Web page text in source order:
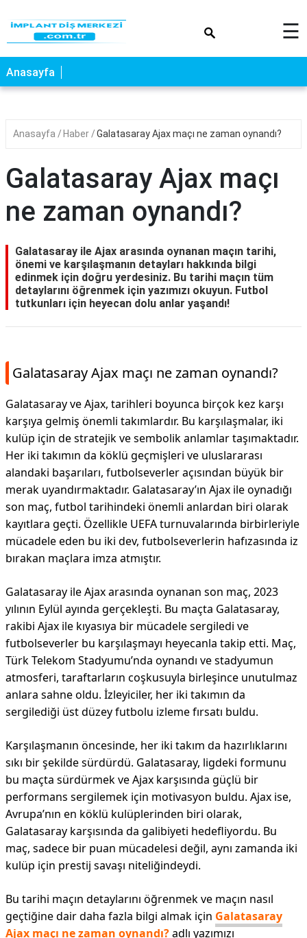
☰
Anasayfa
Anasayfa Haber Galatasaray Ajax maçı ne zaman oynandı?
Galatasaray Ajax maçı
ne zaman oynandı?
Galatasaray ile Ajax arasında oynanan maçın tarihi,
önemi ve karşılaşmanın detayları hakkında bilgi
edinmek için doğru yerdesiniz. Bu tarihi maçın tüm
detaylarını öğrenmek için yazımızı okuyun. Futbol
tutkunları için heyecan dolu anlar yaşandı!
Galatasaray Ajax maçı ne zaman oynandı?
Galatasaray ve Ajax, tarihleri boyunca birçok kez karşı
karşıya gelmiş önemli takımlardır. Bu karşılaşmalar, iki
kulüp için de stratejik ve sembolik anlamlar taşımaktadır.
Her iki takımın da köklü geçmişleri ve uluslararası
alandaki başarıları, futbolseverler açısından büyük bir
merak uyandırmaktadır. Galatasaray’ın Ajax ile oynadığı
son maç, futbol tarihindeki önemli anlardan biri olarak
kayıtlara geçti. Özellikle UEFA turnuvalarında birbirleriyle
mücadele eden bu iki dev, futbolseverlerin hafızasında iz
bırakan maçlara imza atmıştır.
Galatasaray ile Ajax arasında oynanan son maç, 2023
yılının Eylül ayında gerçekleşti. Bu maçta Galatasaray,
rakibi Ajax ile kıyasıya bir mücadele sergiledi ve
futbolseverler bu karşılaşmayı heyecanla takip etti. Maç,
Türk Telekom Stadyumu’nda oynandı ve stadyumun
atmosferi, taraftarların coşkusuyla birleşince unutulmaz
anlara sahne oldu. İzleyiciler, her iki takımın da
sergilediği üst düzey futbolu izleme fırsatı buldu.
Karşılaşmanın öncesinde, her iki takım da hazırlıklarını
sıkı bir şekilde sürdürdü. Galatasaray, ligdeki formunu
bu maçta sürdürmek ve Ajax karşısında güçlü bir
performans sergilemek için motivasyon buldu. Ajax ise,
Avrupa’nın en köklü kulüplerinden biri olarak,
Galatasaray karşısında da galibiyeti hedefliyordu. Bu
maç, sadece bir puan mücadelesi değil, aynı zamanda iki
kulüp için prestij savaşı niteliğindeydi.
Bu tarihi maçın detaylarını öğrenmek ve maçın nasıl
geçtiğine dair daha fazla bilgi almak için Galatasaray
Ajax maçı ne zaman oynandı?adlı yazımızı